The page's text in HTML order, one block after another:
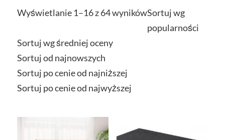
Wyświetlanie 1–16 z 64 wynikówSortuj wg
popularności
Sortuj wg średniej oceny
Sortuj od najnowszych
Sortuj po cenie od najniższej
Sortuj po cenie od najwyższej